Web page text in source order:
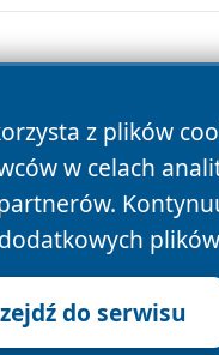
z plików
w celach
dodatkowych
do serwisu